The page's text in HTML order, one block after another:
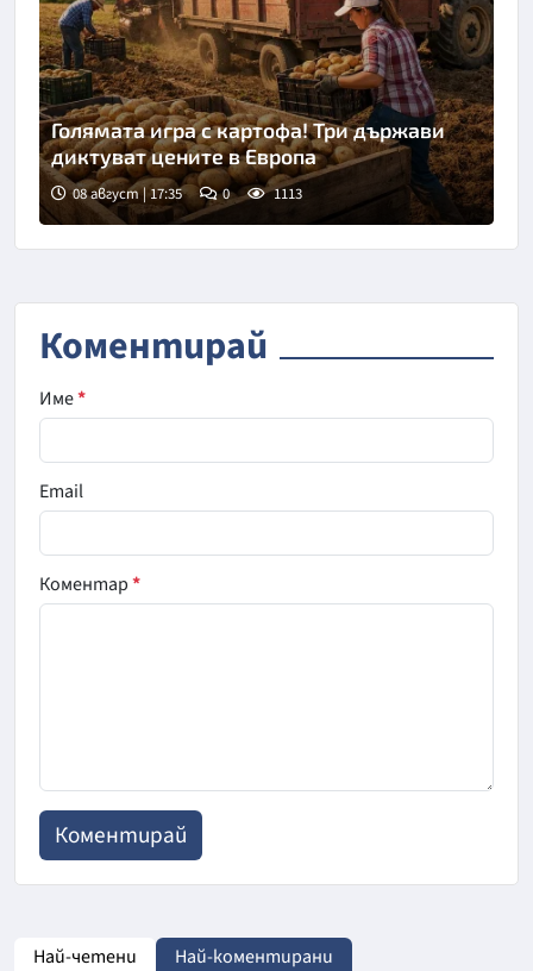
Голямата игра с картофа! Три държави
диктуват цените в Европа
08 август | 17:35 0 1113
Коментирай
Име*
Email
Коментар*
Най-четени Най-коментирани